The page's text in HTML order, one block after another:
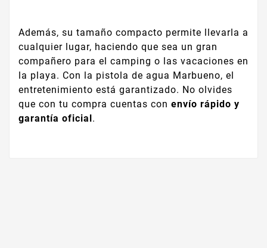
Además, su tamaño compacto permite llevarla a
cualquier lugar, haciendo que sea un gran
compañero para el camping o las vacaciones en
la playa. Con la pistola de agua Marbueno, el
entretenimiento está garantizado. No olvides
que con tu compra cuentas con envío rápido y
garantía oficial.